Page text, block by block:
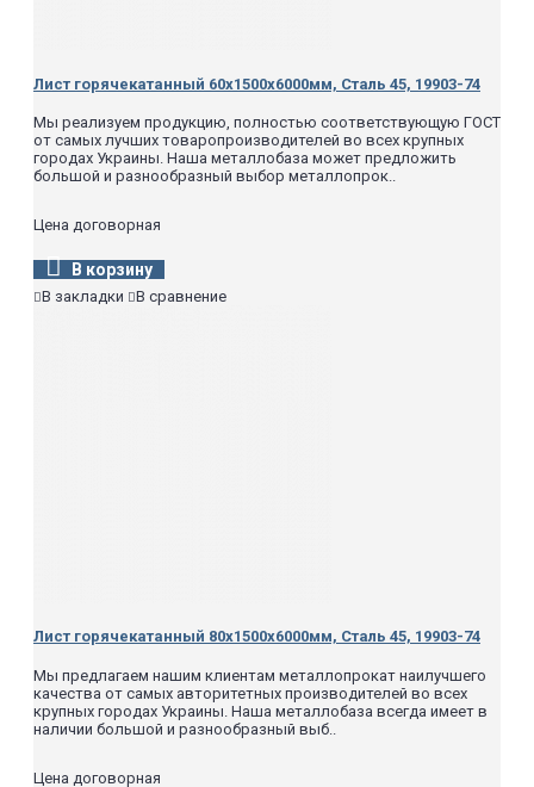
Лист горячекатанный 60х1500х6000мм, Сталь 45, 19903-74
Мы реализуем продукцию, полностью соответствующую ГОСТ
от самых лучших товаропроизводителей во всех крупных
городах Украины. Наша металлобаза может предложить
большой и разнообразный выбор металлопрок..
Цена договорная
В корзину
В закладки В сравнение
Лист горячекатанный 80х1500х6000мм, Сталь 45, 19903-74
Мы предлагаем нашим клиентам металлопрокат наилучшего
качества от самых авторитетных производителей во всех
крупных городах Украины. Наша металлобаза всегда имеет в
наличии большой и разнообразный выб..
Цена договорная